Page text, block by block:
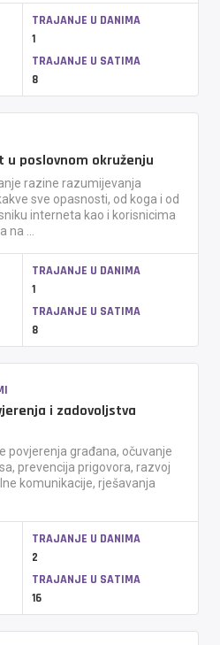
TRAJANJE U DANIMA
1
TRAJANJE U SATIMA
8
poslovnom okruženju
razine razumijevanja
sve opasnosti, od koga i od
interneta kao i korisnicima
...
TRAJANJE U DANIMA
1
TRAJANJE U SATIMA
8
i zadovoljstva
povjerenja građana, očuvanje
prevencija prigovora, razvoj
komunikacije, rješavanja
TRAJANJE U DANIMA
2
TRAJANJE U SATIMA
16